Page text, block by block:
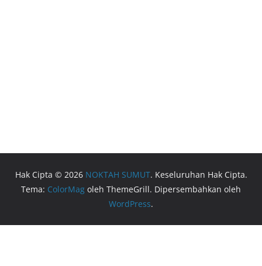
Hak Cipta © 2026 NOKTAH SUMUT. Keseluruhan Hak Cipta.
Tema: ColorMag oleh ThemeGrill. Dipersembahkan oleh
WordPress.